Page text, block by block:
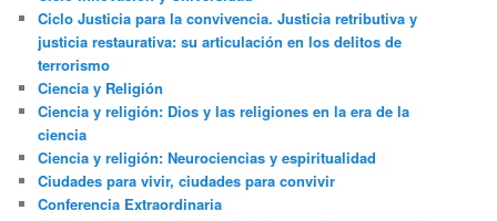
Ciclo Justicia para la convivencia. Justicia retributiva y
justicia restaurativa: su articulación en los delitos de
terrorismo
Ciencia y Religión
Ciencia y religión: Dios y las religiones en la era de la
ciencia
Ciencia y religión: Neurociencias y espiritualidad
Ciudades para vivir, ciudades para convivir
Conferencia Extraordinaria